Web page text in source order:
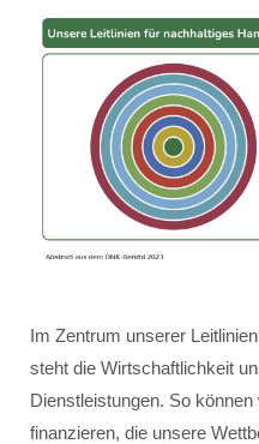
Im Zentrum unserer
steht die Wirtschaftlichkeit
Dienstleistungen. So
finanzieren, die unsere